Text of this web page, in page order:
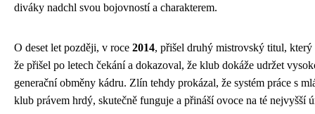
diváky nadchl svou bojovností a charakterem.
O deset let později, v roce 2014, přišel druhý mistrovský titul,
že přišel po letech čekání a dokazoval, že klub dokáže udržet
generační obměny kádru. Zlín tehdy prokázal, že systém práce s
klub právem hrdý, skutečně funguje a přináší ovoce na té nejvyšší